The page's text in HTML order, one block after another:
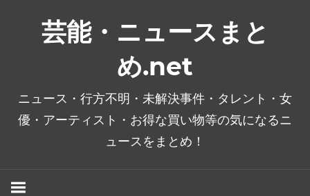
芸能・ニュースまと
め.net
ニュース・行方不明・未解決事件・タレント・女
優・アーティスト・お得な買い物等の気になるニ
ュースをまとめ！